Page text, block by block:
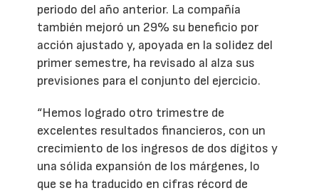
periodo del año anterior. La compañía
también mejoró un 29% su beneficio por
acción ajustado y, apoyada en la solidez del
primer semestre, ha revisado al alza sus
previsiones para el conjunto del ejercicio.
“Hemos logrado otro trimestre de
excelentes resultados financieros, con un
crecimiento de los ingresos de dos dígitos y
una sólida expansión de los márgenes, lo
que se ha traducido en cifras récord de